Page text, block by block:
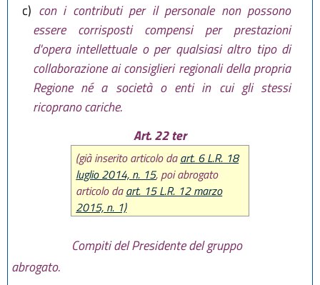
c) con i contributi per il personale non possono
essere corrisposti compensi per prestazioni
d'opera intellettuale o per qualsiasi altro tipo di
collaborazione ai consiglieri regionali della propria
Regione né a società o enti in cui gli stessi
ricoprano cariche.
Art. 22 ter
(già inserito articolo daart. 6 L.R. 18
luglio 2014, n. 15, poi abrogato
articolo daart. 15 L.R. 12 marzo
2015, n. 1)
Compiti del Presidente del gruppo
abrogato.